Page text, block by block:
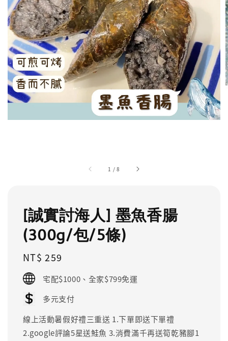
1 /8
[誠實討海人] 墨魚香腸
(300g/包/5條)
Regular
price
NT$ 259
宅配$1000、全家$799免運
多元支付
線上活動暑假好禮三重送 1.下單即送下單禮
2.google評論5星送鮭魚 3.消費滿千再送筍乾豬腳1